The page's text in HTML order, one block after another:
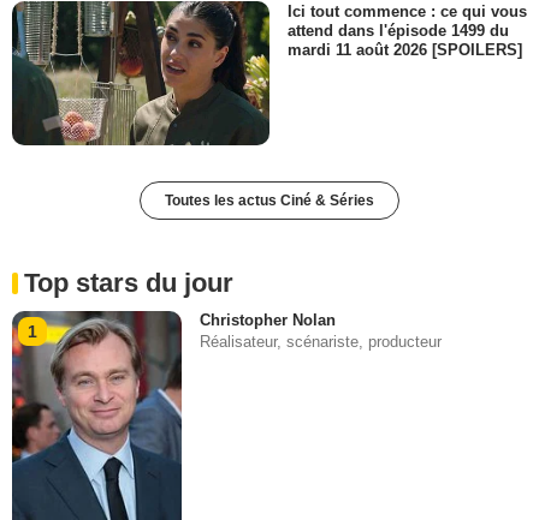
Ici tout commence : ce qui vous
attend dans l'épisode 1499 du
mardi 11 août 2026 [SPOILERS]
Toutes les actus Ciné & Séries
Top stars du jour
1
Christopher Nolan
Réalisateur, scénariste, producteur